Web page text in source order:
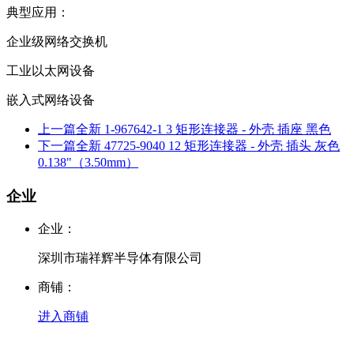
典型应用：
企业级网络交换机
工业以太网设备
嵌入式网络设备
上一篇全新 1-967642-1 3 矩形连接器 - 外壳 插座 黑色
下一篇全新 47725-9040 12 矩形连接器 - 外壳 插头 灰色
0.138"（3.50mm）
企业
企业：
深圳市瑞祥辉半导体有限公司
商铺：
进入商铺